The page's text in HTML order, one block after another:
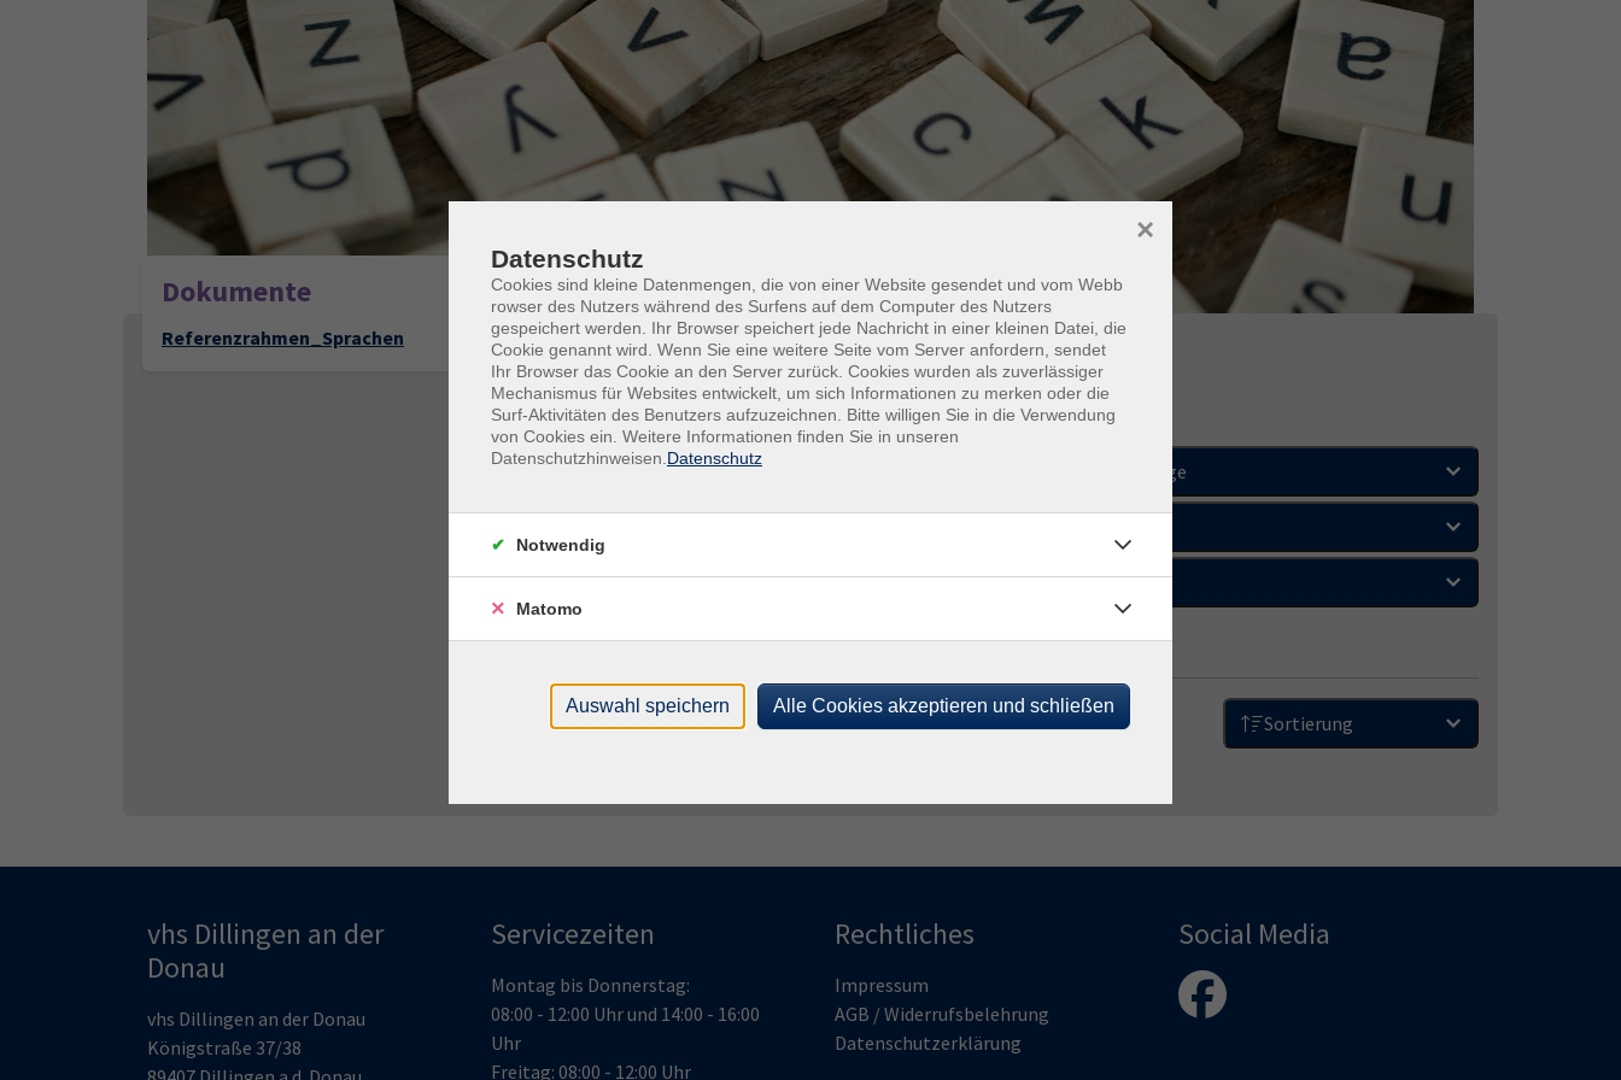
Programm Programmbereiche Sprachen Polnisch
Polnisch
Wochentage
Dozenten*innen Zeitraum
Kurse (0)Loading... Sortierung
Dokumente
Referenzrahmen_Sprachen
vhs Dillingen an der
Donau
vhs Dillingen an der Donau
Königstraße 37/38
Servicezeiten
Montag bis Donnerstag:
08:00 - 12:00 Uhr und 14:00 - 16:00
Uhr
Freitag: 08:00 - 12:00 Uhr
Rechtliches
Impressum
AGB / Widerrufsbelehrung
Datenschutzerklärung
Social Media
Datenschutz
Cookies sind kleine Datenmengen, die von einer Website gesendet und vom Webb
rowser des Nutzers während des Surfens auf dem Computer des Nutzers
gespeichert werden. Ihr Browser speichert jede Nachricht in einer kleinen Datei, die
Cookie genannt wird. Wenn Sie eine weitere Seite vom Server anfordern, sendet
Ihr Browser das Cookie an den Server zurück. Cookies wurden als zuverlässiger
Mechanismus für Websites entwickelt, um sich Informationen zu merken oder die
Surf-Aktivitäten des Benutzers aufzuzeichnen. Bitte willigen Sie in die Verwendung
von Cookies ein. Weitere Informationen finden Sie in unseren
Datenschutzhinweisen. Datenschutz
×
Notwendig
Matomo
Auswahl speichern Alle Cookies akzeptieren und schließen